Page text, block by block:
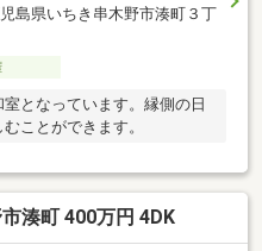
島県いちき串木野市湊町３丁
となっています。縁側の日
ことができます。
湊町 400万円 4DK